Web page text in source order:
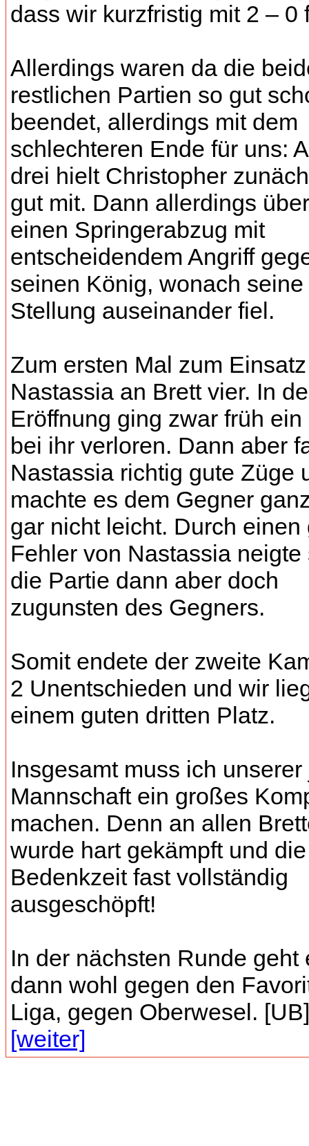
dass wir kurzfristig mit 2 – 0
Allerdings waren da die
restlichen Partien so gut
beendet, allerdings mit dem
schlechteren Ende für uns:
drei hielt Christopher
gut mit. Dann allerdings
einen Springerabzug mit
entscheidendem Angriff
seinen König, wonach seine
Stellung auseinander fiel.
Zum ersten Mal zum
Nastassia an Brett vier. In
Eröffnung ging zwar früh ein
bei ihr verloren. Dann aber
Nastassia richtig gute Züge
machte es dem Gegner
gar nicht leicht. Durch einen
Fehler von Nastassia neigte
die Partie dann aber doch
zugunsten des Gegners.
Somit endete der zweite
2 Unentschieden und wir
einem guten dritten Platz.
Insgesamt muss ich
Mannschaft ein großes
machen. Denn an allen
wurde hart gekämpft und die
Bedenkzeit fast vollständig
ausgeschöpft!
In der nächsten Runde geht
dann wohl gegen den
Liga, gegen Oberwesel.
[weiter]